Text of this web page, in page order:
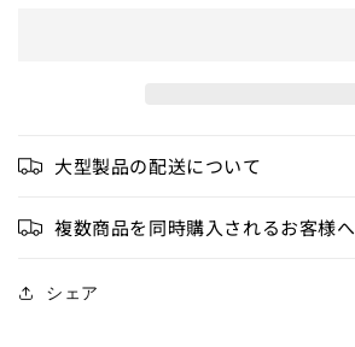
大型製品の配送について
複数商品を同時購入されるお客様へ
シェア